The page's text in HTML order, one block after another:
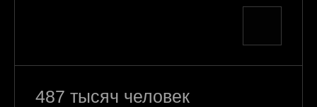
487 тысяч человек